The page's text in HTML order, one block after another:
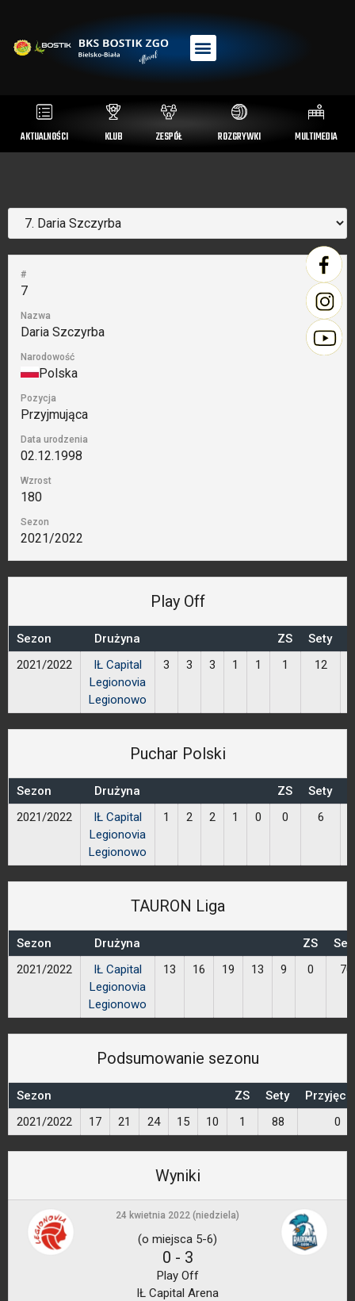
AKTUALNOŚCI KLUB ZESPÓŁ ROZGRYWKI MULTIMEDIA
#
7
Nazwa
Daria Szczyrba
Narodowość
Polska
Pozycja
Przyjmująca
Data urodzenia
02.12.1998
Wzrost
180
Sezon
2021/2022
Play Off
Sezon Drużyna ZS Sety
2021/2022
IŁ Capital
Legionovia
Legionowo
3 3 3 1 1 1 12
Puchar Polski
Sezon Drużyna ZS Sety
2021/2022
IŁ Capital
Legionovia
Legionowo
1 2 2 1 0 0 6
TAURON Liga
Sezon Drużyna ZS
2021/2022
IŁ Capital
Legionovia
Legionowo
13 16 19 13 9 0 70
Podsumowanie sezonu
Sezon ZS Sety
2021/2022
17 21 24 15 10 1 88 0
Wyniki
24 kwietnia 2022 (niedziela)
(o miejsca 5-6)
0 - 3
Play Off
IŁ Capital Arena